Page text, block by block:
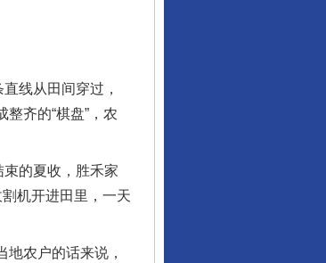
线从田间穿过，
齐的“棋盘”，农
的夏收，胜禾家
机开进田里，一天
农户的话来说，